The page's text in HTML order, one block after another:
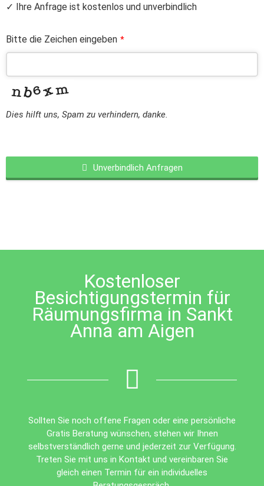
✓ Ihre Anfrage ist kostenlos und unverbindlich
Bitte die Zeichen eingeben *
Dies hilft uns, Spam zu verhindern, danke.
Unverbindlich Anfragen
left
Kostenloser
Besichtigungstermin für
Räumungsfirma in Sankt
Anna am Aigen
Sollten Sie noch offene Fragen oder eine persönliche
Gratis Beratung wünschen, stehen wir Ihnen
selbstverständlich gerne und jederzeit zur Verfügung.
Treten Sie mit uns in Kontakt und vereinbaren Sie
gleich einen Termin für ein individuelles